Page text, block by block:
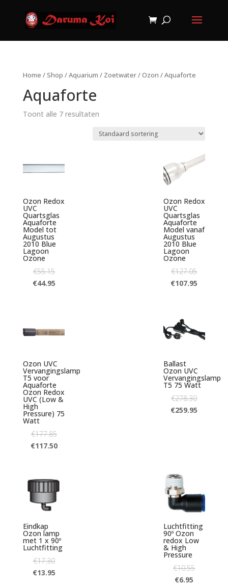
Home /Shop /Aquarium / Zoetwater/Ozon / Aquaforte
Aquaforte
Toont alle 7 resultaten
Ozon Redox
UVC
Quartsglas
Aquaforte
Model tot
Augustus
2010 Blue
Lagoon
Ozone
€55.15
€44.95
Ozon Redox
UVC
Quartsglas
Aquaforte
Model vanaf
Augustus
2010 Blue
Lagoon
Ozone
€127.05
€107.95
Ozon UVC
Vervangingslamp
T5 voor
Aquaforte
Ozon Redox
UVC (Low &
High
Pressure) 75
Watt
€177.85
€117.50
Ballast
Ozon UVC
Vervangingslamp
T5 75 Watt
€278.30
€259.95
Eindkap
Ozon lamp
met 1 x 90º
Luchtfitting
€17.30
€13.95
Luchtfitting
90º Ozon
redox Low
& High
Pressure
€10.55
€6.95